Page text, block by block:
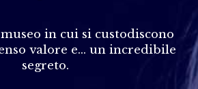
in cui si custodiscono
valore e... un incredibile
segreto.